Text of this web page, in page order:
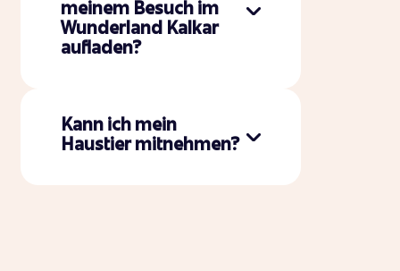
meinem Besuch im
Wunderland Kalkar
aufladen?
Kann ich mein
Haustier mitnehmen?